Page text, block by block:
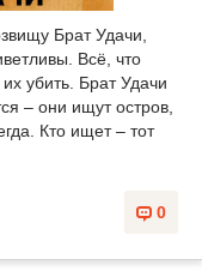
Брат Удачи,
Всё, что
убить. Брат Удачи
– они ищут остров,
Кто ищет – тот
0